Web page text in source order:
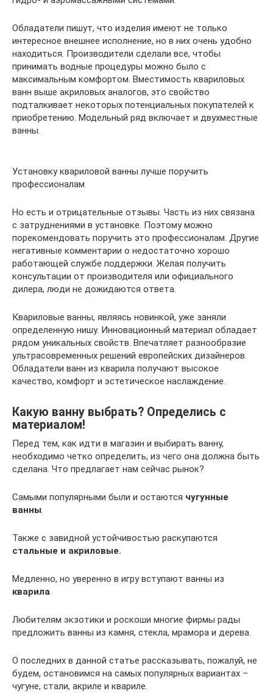
Обладатели пишут, что изделия имеют не только
интересное внешнее исполнение, но в них очень удобно
находиться. Производители сделали все, чтобы
принимать водные процедуры можно было с
максимальным комфортом. Вместимость квариловых
ванн выше акриловых аналогов, это свойство
подталкивает некоторых потенциальных покупателей к
приобретению. Модельный ряд включает и двухместные
ванны.
Установку квариловой ванны лучше поручить
профессионалам
Но есть и отрицательные отзывы. Часть из них связана
с затруднениями в установке. Поэтому можно
порекомендовать поручить это профессионалам. Другие
негативные комментарии о недостаточно хорошо
работающей службе поддержки. Желая получить
консультации от производителя или официального
дилера, люди не дожидаются ответа.
Квариловые ванны, являясь новинкой, уже заняли
определенную нишу. Инновационный материал обладает
рядом уникальных свойств. Впечатляет разнообразие
ультрасовременных решений европейских дизайнеров.
Обладатели ванн из кварила получают высокое
качество, комфорт и эстетическое наслаждение.
Какую ванну выбрать? Определись с
материалом!
Перед тем, как идти в магазин и выбирать ванну,
необходимо четко определить, из чего она должна быть
сделана. Что предлагает нам сейчас рынок?
Самыми популярными были и остаются чугунные
ванны.
Также с завидной устойчивостью раскупаются
стальные и акриловые.
Медленно, но уверенно в игру вступают ванны из
кварила.
Любителям экзотики и роскоши многие фирмы рады
предложить ванны из камня, стекла, мрамора и дерева.
О последних в данной статье рассказывать, пожалуй, не
будем, остановимся на самых популярных вариантах –
чугуне, стали, акриле и квариле.